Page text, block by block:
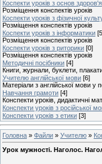
Коспекти уроків з основ здоров'я
Розміщення конспектів уроків
Коспекти уроків з фізичної
Розміщення конспектів уроків
Коспекти уроків з інформатики
Розміщення конспектів уроків
Коспекти уроків з риторики [0]
Розміщення конспектів уроків
Методичні посібники [4]
Книги, журнали, буклети,
Учителю англійської мови [6]
Матеріали з англійської мови у
Навчання грамоти [4]
Конспекти уроків, дидактичні
Конспекти уроків з російської
Конспекти уроків з етики [3]
Головна » Файли » Учителю »
Урок мужності. Наголос.